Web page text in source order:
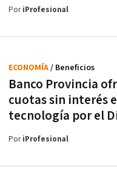
PoriProfesional
Banco Provincia
cuotas sin interés
tecnología por el
ECONOMÍA/ Beneficios
PoriProfesional